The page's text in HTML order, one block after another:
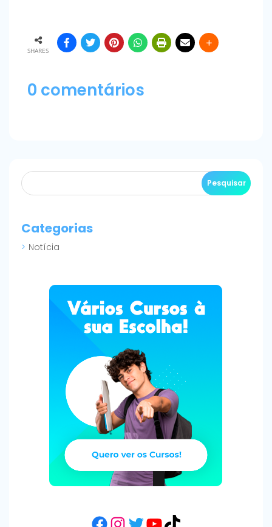
SHARES
0 comentários
Categorias
Notícia
Facebook
Instagram
Twitter
YouTube
TikTok